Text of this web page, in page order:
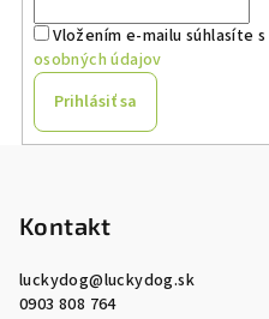
Vložením e-mailu súhlasíte s
osobných údajov
Prihlásiť sa
Kontakt
luckydog@luckydog.sk
0903 808 764